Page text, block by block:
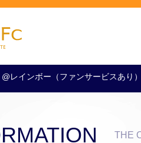
アクセス クラブ・会社情報
レインボー（ファンサービスあり）
THE